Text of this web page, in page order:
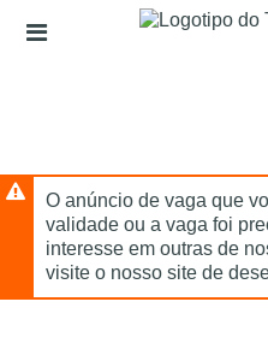
conteúdo
Links
O anúncio de vaga que
validade ou a vaga foi
interesse em outras de
visite o nosso site de